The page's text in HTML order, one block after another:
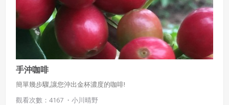
手沖咖啡
簡單幾步驟,讓您沖出金杯濃度的咖啡!
觀看次數：4167 ・ 小川晴野